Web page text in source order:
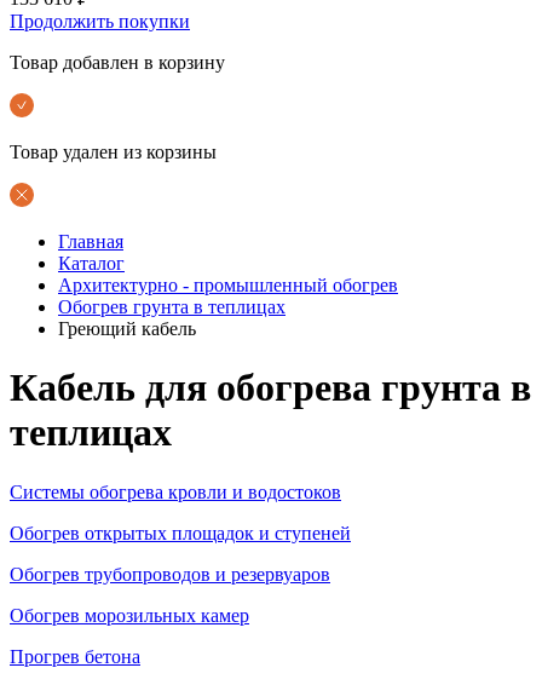
Продолжить покупки
Товар добавлен в корзину
Товар удален из корзины
Главная
Каталог
Архитектурно - промышленный обогрев
Обогрев грунта в теплицах
Греющий кабель
Кабель для обогрева грунта в
теплицах
Системы обогрева кровли и водостоков
Обогрев открытых площадок и ступеней
Обогрев трубопроводов и резервуаров
Обогрев морозильных камер
Прогрев бетона